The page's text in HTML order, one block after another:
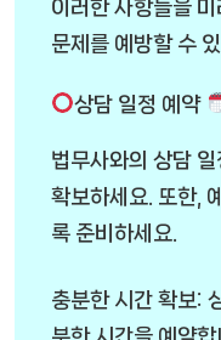
이러한 사항들을
문제를 예방할 수
상담 일정 예약
법무사와의 상담
확보하세요. 또한,
록 준비하세요.
충분한 시간 확보: